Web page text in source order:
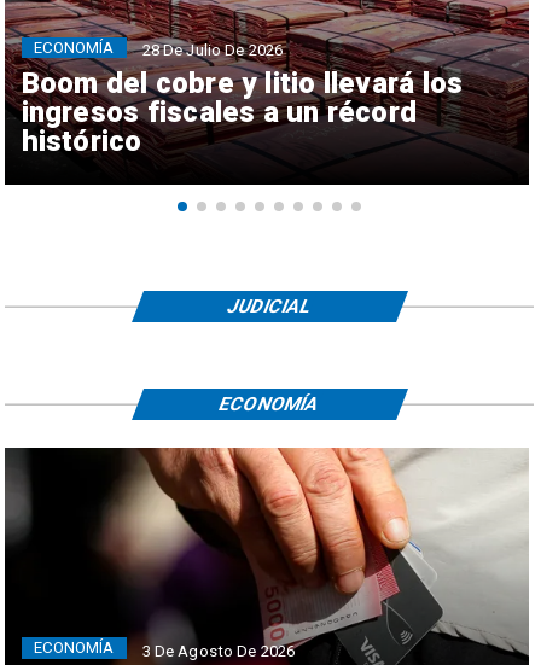
Boom del cobre y litio llevará los
ingresos fiscales a un récord
histórico
ECONOMÍA 28 De Julio De 2026
JUDICIAL
ECONOMÍA 3 De Agosto De 2026
ECONOMÍA